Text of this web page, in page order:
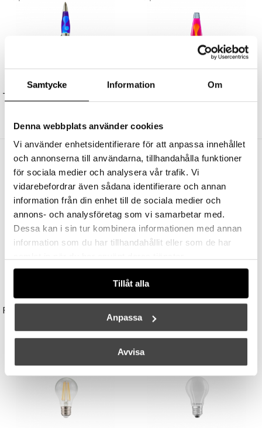
Samtycke Information Om
Denna webbplats använder cookies
Vi använder enhetsidentifierare för att anpassa innehållet
och annonserna till användarna, tillhandahålla funktioner
för sociala medier och analysera vår trafik. Vi
vidarebefordrar även sådana identifierare och annan
information från din enhet till de sociala medier och
annons- och analysföretag som vi samarbetar med.
Dessa kan i sin tur kombinera informationen med annan
information som du har tillhandahållit eller som de har
Tillåt alla
Anpassa
Avvisa
MATHMOS MATHMOS
Andra köpte även